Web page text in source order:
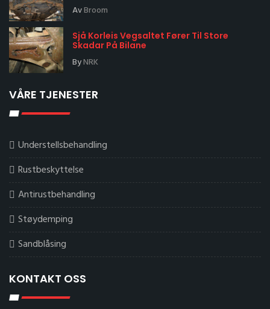
AvBroom
Sjå Korleis Vegsaltet Fører Til Store
Skadar På Bilane
ByNRK
VÅRE TJENESTER
Understellsbehandling
Rustbeskyttelse
Antirustbehandling
Støydemping
Sandblåsing
KONTAKT OSS